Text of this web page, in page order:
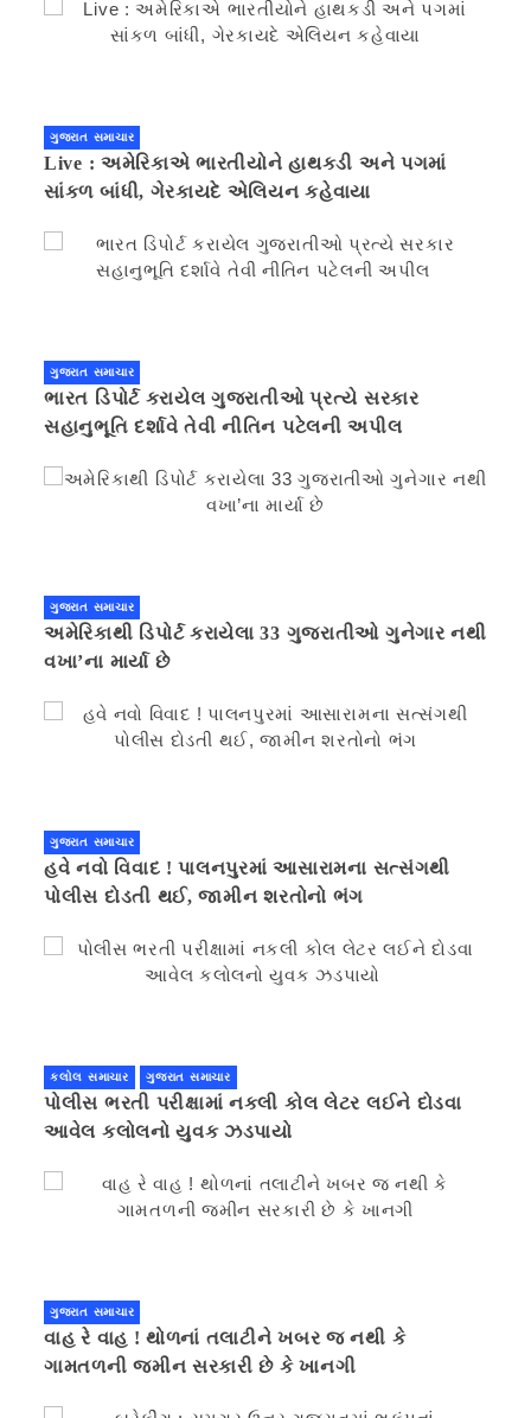
ગુજરાત સમાચાર
Live : અમેરિકાએ ભારતીયોને હાથકડી અને પગમાં
સાંકળ બાંધી, ગેરકાયદે એલિયન કહેવાયા
ગુજરાત સમાચાર
ભારત ડિપોર્ટ કરાયેલ ગુજરાતીઓ પ્રત્યે સરકાર
સહાનુભૂતિ દર્શાવે તેવી નીતિન પટેલની અપીલ
ગુજરાત સમાચાર
અમેરિકાથી ડિપોર્ટ કરાયેલા 33 ગુજરાતીઓ ગુનેગાર નથી
વખા’ના માર્યા છે
ગુજરાત સમાચાર
હવે નવો વિવાદ ! પાલનપુરમાં આસારામના સત્સંગથી
પોલીસ દોડતી થઈ, જામીન શરતોનો ભંગ
કલોલ સમાચાર ગુજરાત સમાચાર
પોલીસ ભરતી પરીક્ષામાં નકલી કોલ લેટર લઈને દોડવા
આવેલ કલોલનો યુવક ઝડપાયો
ગુજરાત સમાચાર
વાહ રે વાહ ! થોળનાં તલાટીને ખબર જ નથી કે
ગામતળની જમીન સરકારી છે કે ખાનગી